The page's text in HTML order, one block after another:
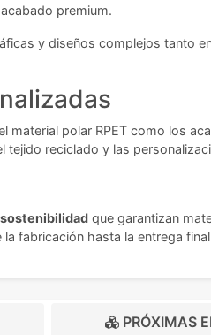
premium.
y diseños complejos tanto
polar RPET como los
reciclado y las
que garantizan
fabricación hasta la entrega
PRÓXIMAS